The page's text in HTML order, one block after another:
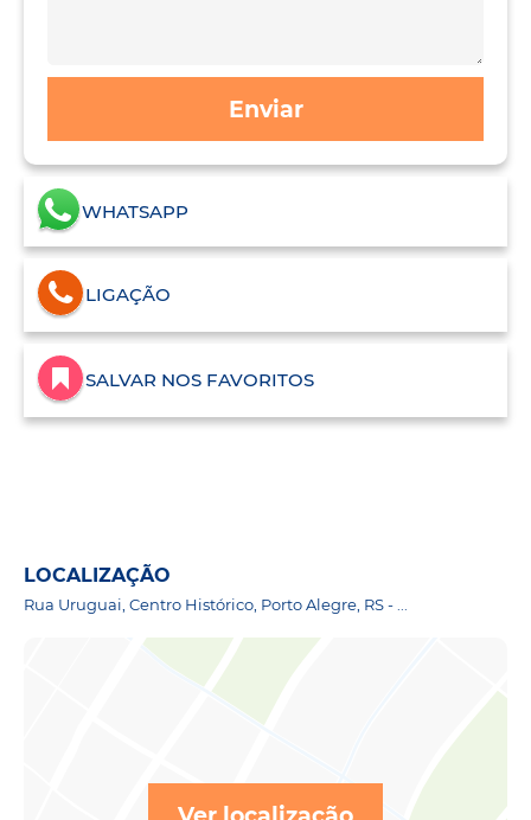
Enviar
WHATSAPP
LIGAÇÃO
SALVAR NOS FAVORITOS
LOCALIZAÇÃO
Rua Uruguai, Centro Histórico, Porto Alegre, RS - ...